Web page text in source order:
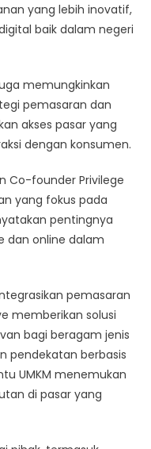
yang lebih inovatif,
baik dalam negeri
memungkinkan
pemasaran dan
akses pasar yang
dengan konsumen.
Co-founder Privilege
yang fokus pada
pentingnya
dan online dalam
pemasaran
memberikan solusi
bagi beragam jenis
pendekatan berbasis
UMKM menemukan
di pasar yang